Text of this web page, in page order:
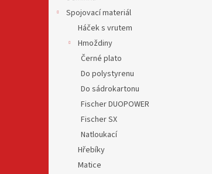
Spojovací materiál
Háček s vrutem
Hmoždiny
Černé plato
Do polystyrenu
Do sádrokartonu
Fischer DUOPOWER
Fischer SX
Natloukací
Hřebíky
Matice